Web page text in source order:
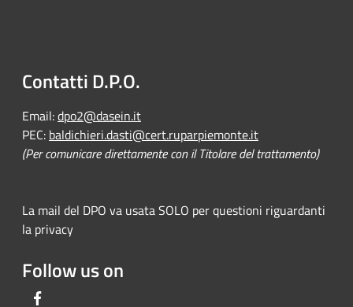
Contatti D.P.O.
Email:dpo2@dasein.it
PEC: baldichieri.dasti@cert.ruparpiemonte.it
(Per comunicare direttamente con il Titolare del trattamento)
La mail del DPO va usata SOLO per questioni riguardanti
la privacy
Follow us on